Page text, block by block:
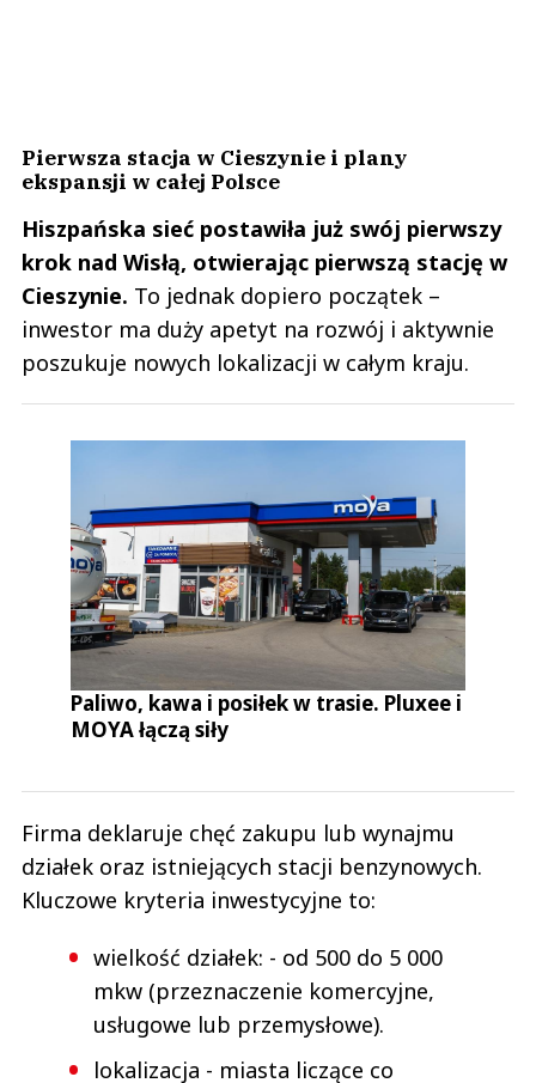
Pierwsza stacja w Cieszynie i plany
ekspansji w całej Polsce
Hiszpańska sieć postawiła już swój pierwszy
krok nad Wisłą, otwierając pierwszą stację w
Cieszynie. To jednak dopiero początek –
inwestor ma duży apetyt na rozwój i aktywnie
poszukuje nowych lokalizacji w całym kraju.
Paliwo, kawa i posiłek w trasie. Pluxee i
MOYA łączą siły
Firma deklaruje chęć zakupu lub wynajmu
działek oraz istniejących stacji benzynowych.
Kluczowe kryteria inwestycyjne to:
wielkość działek: - od 500 do 5 000
mkw (przeznaczenie komercyjne,
usługowe lub przemysłowe).
lokalizacja - miasta liczące co